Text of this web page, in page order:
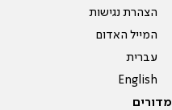
הצהרת נגישות
המייל האדום
עברית
English
מדורים